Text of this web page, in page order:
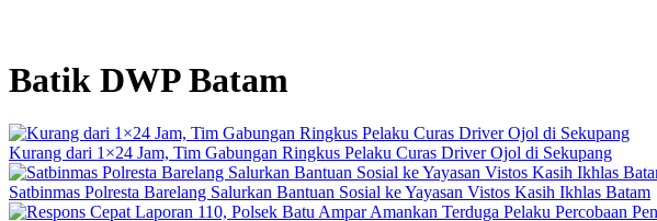
Batik DWP Batam
Kurang dari 1×24 Jam, Tim Gabungan Ringkus Pelaku Curas Driver Ojol di Sekupang
Satbinmas Polresta Barelang Salurkan Bantuan Sosial ke Yayasan Vistos Kasih Ikhlas Batam